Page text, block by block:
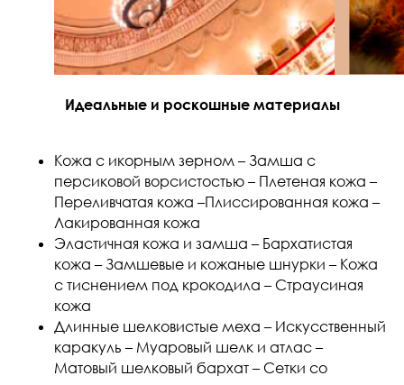
Идеальные и роскошные материалы
Кожа с икорным зерном – Замша с
персиковой ворсистостью – Плетеная кожа –
Переливчатая кожа –Плиссированная кожа –
Лакированная кожа
Эластичная кожа и замша – Бархатистая
кожа – Замшевые и кожаные шнурки – Кожа
с тиснением под крокодила – Страусиная
кожа
Длинные шелковистые меха – Искусственный
каракуль – Муаровый шелк и атлас –
Матовый шелковый бархат – Сетки со